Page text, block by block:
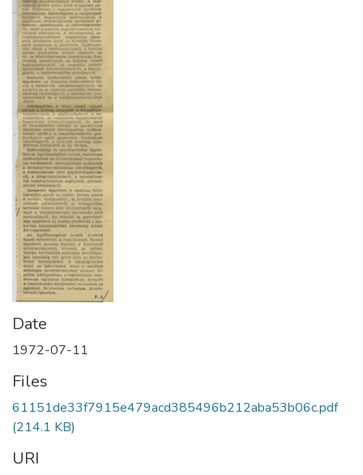
Date
1972-07-11
Files
61151de33f7915e479acd385496b212aba53b06c.pdf
(214.1 KB)
URI